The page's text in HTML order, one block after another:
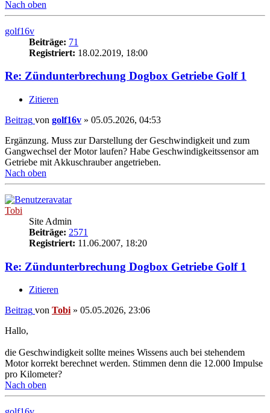
Nach oben
golf16v
Beiträge: 71
Registriert: 18.02.2019, 18:00
Re: Zündunterbrechung Dogbox Getriebe Golf 1
Zitieren
Beitrag von golf16v » 05.05.2026, 04:53
Ergänzung. Muss zur Darstellung der Geschwindigkeit und zum
Gangwechsel der Motor laufen? Habe Geschwindigkeitssensor am
Getriebe mit Akkuschrauber angetrieben.
Nach oben
Tobi
Site Admin
Beiträge: 2571
Registriert: 11.06.2007, 18:20
Re: Zündunterbrechung Dogbox Getriebe Golf 1
Zitieren
Beitrag von Tobi» 05.05.2026, 23:06
Hallo,
die Geschwindigkeit sollte meines Wissens auch bei stehendem
Motor korrekt berechnet werden. Stimmen denn die 12.000 Impulse
pro Kilometer?
Nach oben